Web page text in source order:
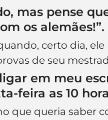
mas pense
os alemães!”.
certo dia,
de seu
em meu
feira as 10
que queria saber